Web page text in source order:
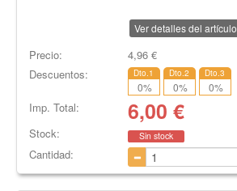
Ver detalles del artículo
Precio: 4,96€
Descuentos:
Dto.1
0%
Dto.2
0%
Dto.3
0%
Imp. Total: 6,00 €
Stock: Sin stock
Cantidad: